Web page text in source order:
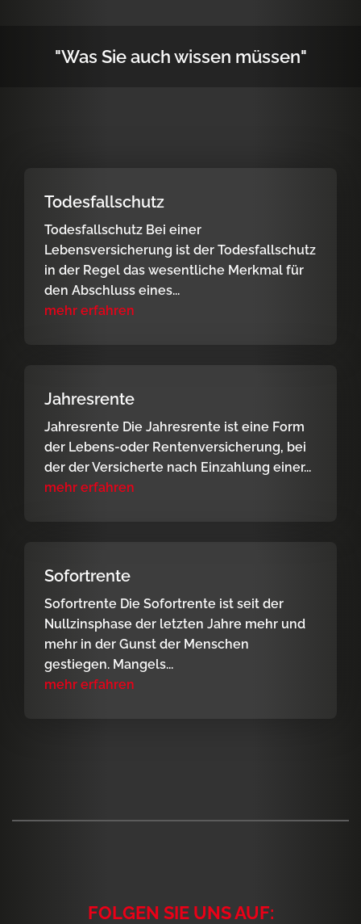
"Was Sie auch wissen müssen"
Todesfallschutz
Todesfallschutz Bei einer
Lebensversicherung ist der Todesfallschutz
in der Regel das wesentliche Merkmal für
den Abschluss eines...
mehr erfahren
Jahresrente
Jahresrente Die Jahresrente ist eine Form
der Lebens-oder Rentenversicherung, bei
der der Versicherte nach Einzahlung einer...
mehr erfahren
Sofortrente
Sofortrente Die Sofortrente ist seit der
Nullzinsphase der letzten Jahre mehr und
mehr in der Gunst der Menschen
gestiegen. Mangels...
mehr erfahren
FOLGEN SIE UNS AUF: